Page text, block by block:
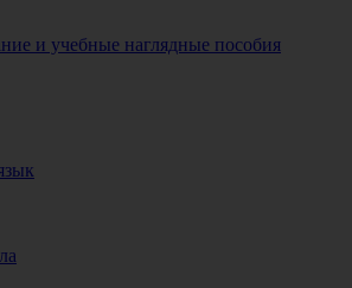
и учебные наглядные пособия